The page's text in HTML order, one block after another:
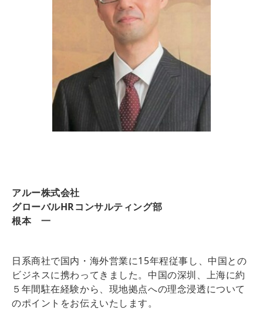
アルー株式会社
グローバルHRコンサルティング部
根本 一
日系商社で国内・海外営業に15年程従事し、中国との
ビジネスに携わってきました。中国の深圳、上海に約
５年間駐在経験から、現地拠点への理念浸透について
のポイントをお伝えいたします。